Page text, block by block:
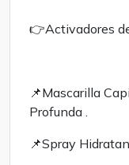
👉Activadores
📌Mascarilla
Profunda .
📌Spray